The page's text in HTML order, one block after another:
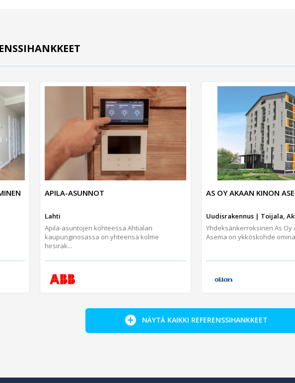
APILA-ASUNNOT
Lahti
Apila-asuntojen kohteessa Ahtialan
kaupunginosassa on yhteensä kolme
hirsirak...
AS OY AKAAN KINON
Uudisrakennus | Toijala,
Yhdeksänkerroksinen As Oy
Asema on ykköskohde
NÄYTÄ KAIKKI REFERENSSIHANKKEET